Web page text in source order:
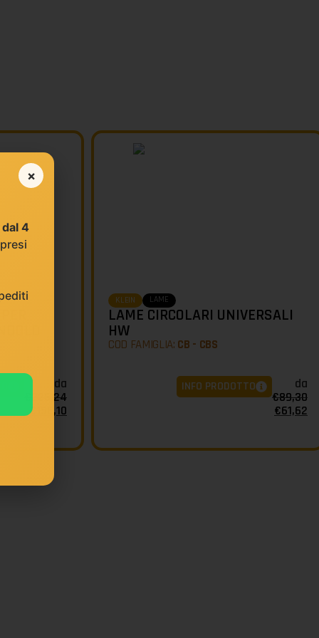
da
226,24
€
156,10
KLEIN LAME
LAME CIRCOLARI UNIVERSALI
HW
COD FAMIGLIA: CB - CBS
da
€89,30
€61,62
INFO PRODOTTO
×
dal 4